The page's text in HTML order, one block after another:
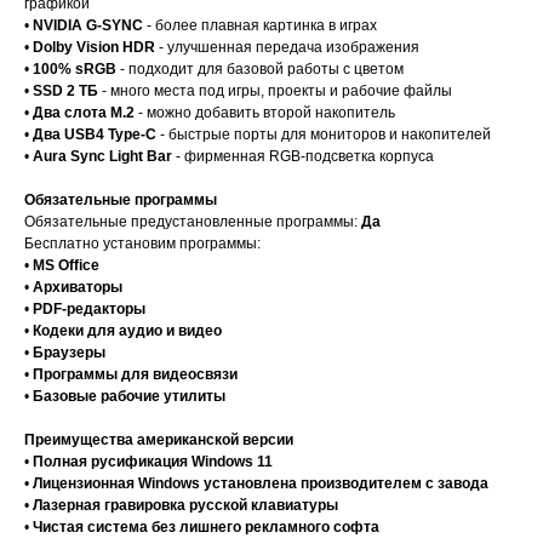
графикой
• NVIDIA G-SYNC - более плавная картинка в играх
• Dolby Vision HDR - улучшенная передача изображения
• 100% sRGB - подходит для базовой работы с цветом
• SSD 2 ТБ - много места под игры, проекты и рабочие файлы
• Два слота M.2 - можно добавить второй накопитель
• Два USB4 Type-C - быстрые порты для мониторов и накопителей
• Aura Sync Light Bar - фирменная RGB-подсветка корпуса
Обязательные программы
Обязательные предустановленные программы: Да
Бесплатно установим программы:
• MS Office
• Архиваторы
• PDF-редакторы
• Кодеки для аудио и видео
• Браузеры
• Программы для видеосвязи
• Базовые рабочие утилиты
Преимущества американской версии
• Полная русификация Windows 11
• Лицензионная Windows установлена производителем с завода
• Лазерная гравировка русской клавиатуры
• Чистая система без лишнего рекламного софта